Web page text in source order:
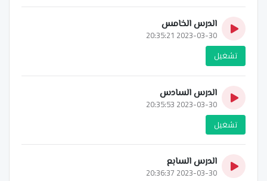
الدرس الخامس
2023-03-30 20:35:21
تشغيل
الدرس السادس
2023-03-30 20:35:53
تشغيل
الدرس السابع
2023-03-30 20:36:37